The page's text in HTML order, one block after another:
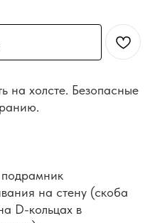
на холсте. Безопасные
на стену (скоба
D-кольцах в